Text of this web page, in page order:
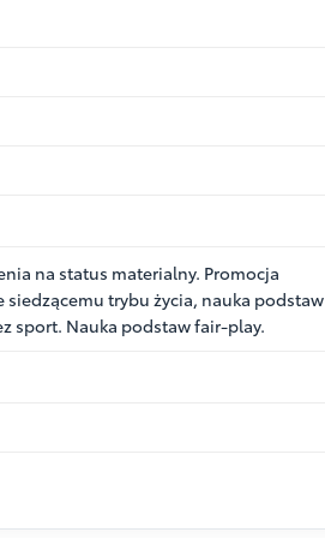
na status materialny. Promocja
trybu życia, nauka podstaw
sport. Nauka podstaw fair-play.